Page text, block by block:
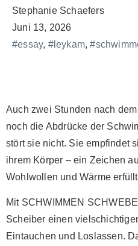
Stephanie Schaefers
Juni 13, 2026
#essay, #leykam,
Auch zwei Stunden nach
noch die Abdrücke der
stört sie nicht. Sie empfindet
ihrem Körper – ein Zeichen
Wohlwollen und Wärme
Mit SCHWIMMEN
Scheiber einen
Eintauchen und Loslassen.